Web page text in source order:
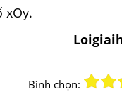
xOy.
Bình chọn: